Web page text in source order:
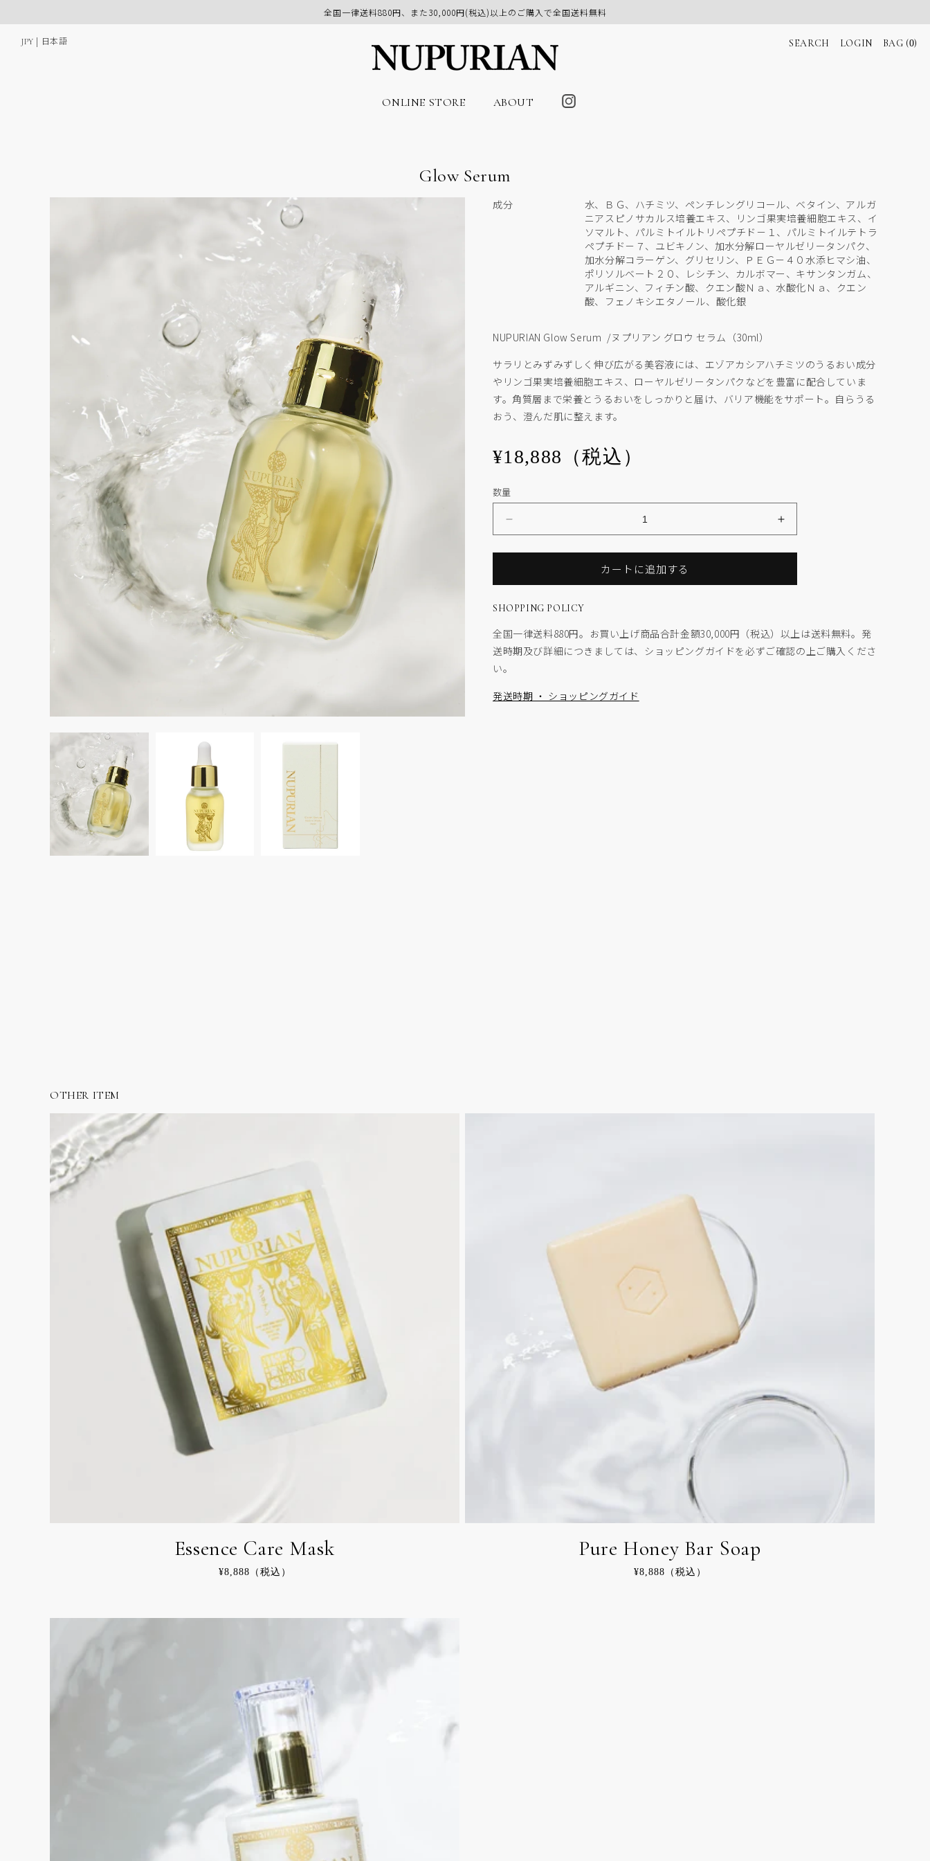
進む
全国一律送料880円、また30,000円(税込)以上のご購入で全国送料無料
JPY | 日本語 SEARCH LOGIN
ロ
グ
イ
BAG (0)
ー
ONLINE STORE ABOUT
Glow Serum
成分
水、ＢＧ、ハチミツ、ペンチレングリコール、ベタイン、アルガ
ニアスピノサカルス培養エキス、リンゴ果実培養細胞エキス、イ
ソマルト、パルミトイルトリペプチド－１、パルミトイルテトラ
ペプチド－７、ユビキノン、加水分解ローヤルゼリータンパク、
加水分解コラーゲン、グリセリン、ＰＥＧ－４０水添ヒマシ油、
ポリソルベート２０、レシチン、カルボマー、キサンタンガム、
アルギニン、フィチン酸、クエン酸Ｎａ、水酸化Ｎａ、クエン
酸、フェノキシエタノール、酸化銀
NUPURIAN Glow Serum /ヌプリアン グロウ セラム（30ml）
サラリとみずみずしく伸び広がる美容液には、エゾアカシアハチミツのうるおい成分
やリンゴ果実培養細胞エキス、ローヤルゼリータンパクなどを豊富に配合していま
す。角質層まで栄養とうるおいをしっかりと届け、バリア機能をサポート。自らうる
おう、澄んだ肌に整えます。
通
価
格
¥18,888（税込）
数量
Serum
の
量
を
ら
す
Glow
Serum
の
量
や
す
カートに追加する
SHOPPING POLICY
全国一律送料880円。お買い上げ商品合計金額30,000円（税込）以上は送料無料。発
送時期及び詳細につきましては、ショッピングガイドを必ずご確認の上ご購入くださ
い。
発送時期 ・ ショッピングガイド
OTHER ITEM
Essence Care Mask
通
¥8,888（税込）
Pure Honey Bar Soap
通
¥8,888（税込）